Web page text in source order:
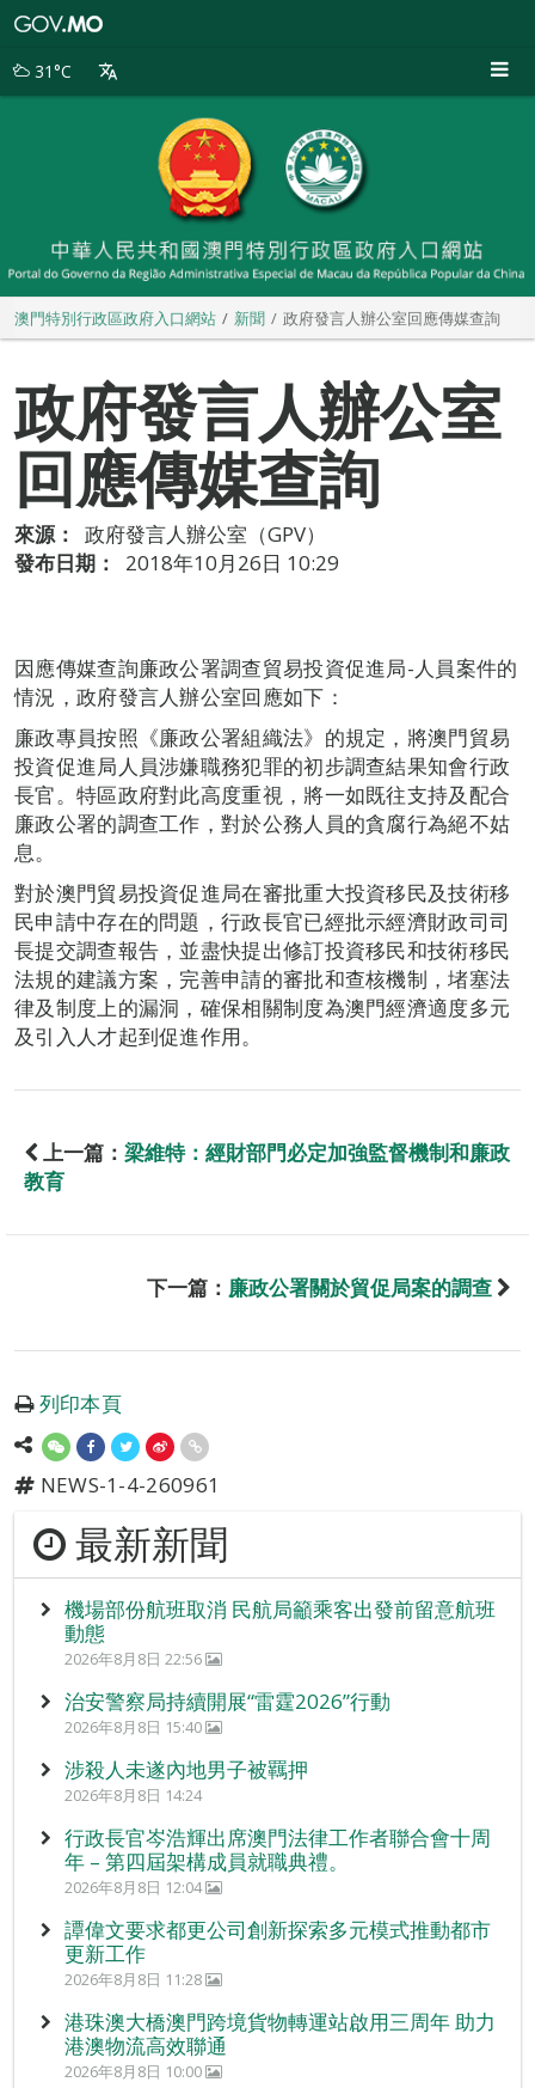
別
31°C
澳門特別行政區政府入口網站 新聞 政府發言人辦公室回應傳媒查詢
政府發言人辦公室
回應傳媒查詢
來源：
政府發言人辦公室（GPV）
發布日期：
2018年10月26日 10:29
因應傳媒查詢廉政公署調查貿易投資促進局-人員案件的
情況，政府發言人辦公室回應如下：
廉政專員按照《廉政公署組織法》的規定，將澳門貿易
投資促進局人員涉嫌職務犯罪的初步調查結果知會行政
長官。特區政府對此高度重視，將一如既往支持及配合
廉政公署的調查工作，對於公務人員的貪腐行為絕不姑
息。
對於澳門貿易投資促進局在審批重大投資移民及技術移
民申請中存在的問題，行政長官已經批示經濟財政司司
長提交調查報告，並盡快提出修訂投資移民和技術移民
法規的建議方案，完善申請的審批和查核機制，堵塞法
律及制度上的漏洞，確保相關制度為澳門經濟適度多元
及引入人才起到促進作用。
上一篇： 梁維特：經財部門必定加強監督機制和廉政
教育
下一篇： 廉政公署關於貿促局案的調查
列印本頁
NEWS-1-4-260961
最新新聞
機場部份航班取消 民航局籲乘客出發前留意航班
動態
2026年8月8日 22:56
治安警察局持續開展“雷霆2026”行動
2026年8月8日 15:40
涉殺人未遂內地男子被羈押
2026年8月8日 14:24
行政長官岑浩輝出席澳門法律工作者聯合會十周
年 – 第四屆架構成員就職典禮。
2026年8月8日 12:04
譚偉文要求都更公司創新探索多元模式推動都市
更新工作
2026年8月8日 11:28
港珠澳大橋澳門跨境貨物轉運站啟用三周年 助力
港澳物流高效聯通
2026年8月8日 10:00